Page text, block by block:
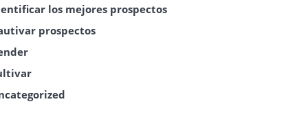
los mejores prospectos
prospectos